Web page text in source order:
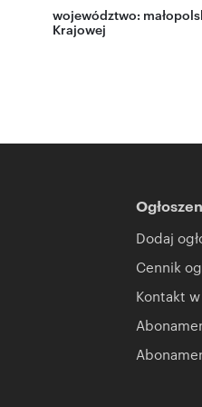
województwo:
Krajowej
Dodaj
Cennik
Kontakt